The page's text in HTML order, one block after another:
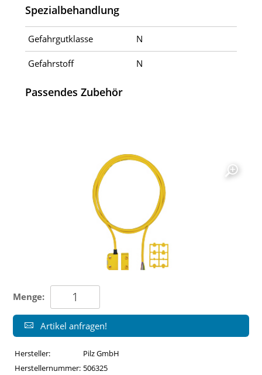
Spezialbehandlung
Gefahrgutklasse N
Gefahrstoff N
Passendes Zubehör
Menge:
Artikel anfragen!
Hersteller:
Pilz GmbH
Herstellernummer: 506325